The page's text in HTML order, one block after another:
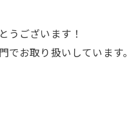
うございます！
お取り扱いしています。